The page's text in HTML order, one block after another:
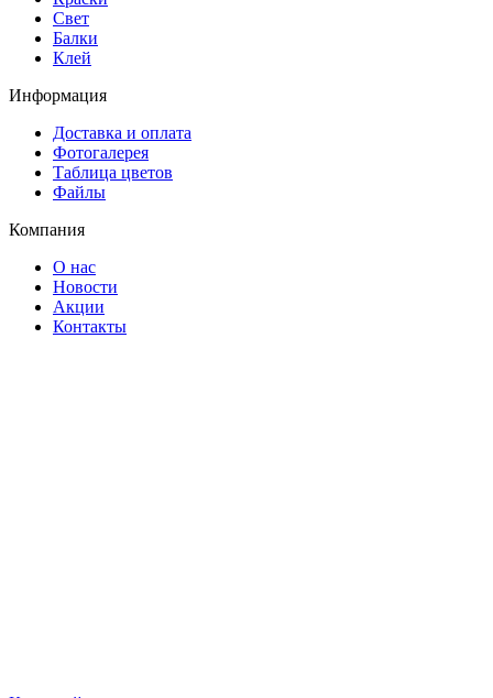
Свет
Балки
Клей
Информация
Доставка и оплата
Фотогалерея
Таблица цветов
Файлы
Компания
О нас
Новости
Акции
Контакты